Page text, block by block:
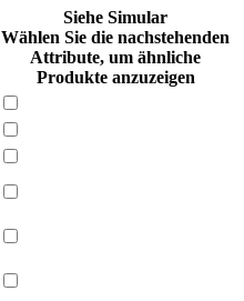
Siehe Simular
Wählen Sie die nachstehenden
Attribute, um ähnliche
Produkte anzuzeigen